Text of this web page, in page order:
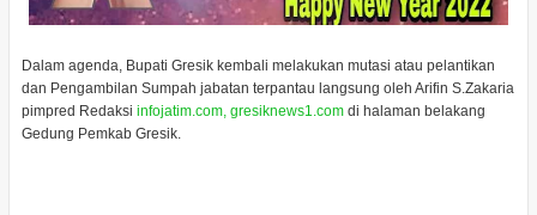
Dalam agenda, Bupati Gresik kembali melakukan mutasi atau pelantikan
dan Pengambilan Sumpah jabatan terpantau langsung oleh Arifin S.Zakaria
pimpred Redaksi infojatim.com, gresiknews1.comdi halaman belakang
Gedung Pemkab Gresik.